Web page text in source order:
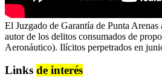
El Juzgado de Garantía de Punta
autor de los delitos consumados de
Aeronáutico). Ilícitos perpetrados en
Links de interés